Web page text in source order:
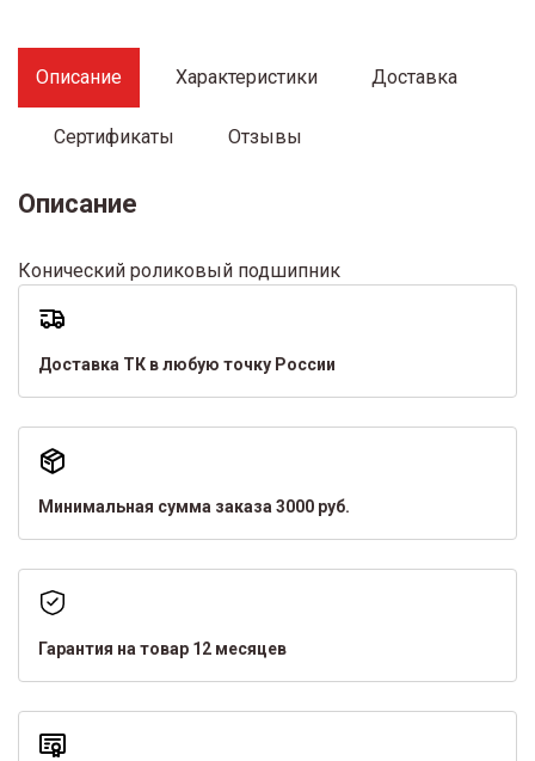
Описание Характеристики Доставка
Сертификаты Отзывы
Описание
Конический роликовый подшипник
Доставка ТК в любую точку России
Минимальная сумма заказа 3000 руб.
Гарантия на товар 12 месяцев